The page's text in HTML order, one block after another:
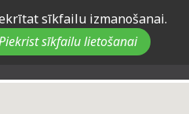
sīkfailu izmanošanai.
sīkfailu lietošanai